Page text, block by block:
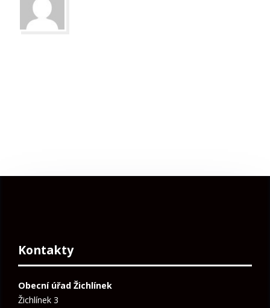
Kontakty
Obecní úřad Žichlínek
Žichlínek 3